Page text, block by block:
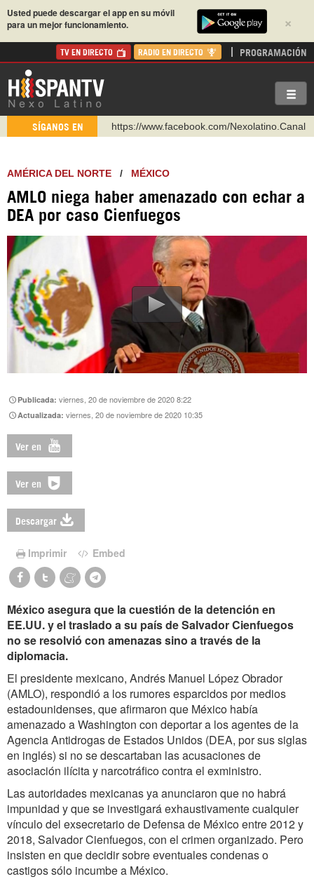
×
Usted puede descargar el app en su móvil
para un mejor funcionamiento.
TV EN DIRECTO RADIO EN DIRECTO PROGRAMACIÓN
SÍGANOS EN
https://www.facebook.com/Nexolatino.Canal
http://twitter.com/nexo_latino
https://t.me/hispantvcanal
https://urmedium.com/c/hispantv
Instagram como: hispan_tv
AMÉRICA DEL NORTE / MÉXICO
AMLO niega haber amenazado con echar a
DEA por caso Cienfuegos
Publicada:viernes, 20 de noviembre de 2020 8:22
Actualizada:viernes, 20 de noviembre de 2020 10:35
Ver en
Ver en
Descargar
Imprimir Embed
México asegura que la cuestión de la detención en
EE.UU. y el traslado a su país de Salvador Cienfuegos
no se resolvió con amenazas sino a través de la
diplomacia.
El presidente mexicano, Andrés Manuel López Obrador
(AMLO), respondió a los rumores esparcidos por medios
estadounidenses, que afirmaron que México había
amenazado a Washington con deportar a los agentes de la
Agencia Antidrogas de Estados Unidos (DEA, por sus siglas
en inglés) si no se descartaban las acusaciones de
asociación ilícita y narcotráfico contra el exministro.
Las autoridades mexicanas ya anunciaron que no habrá
impunidad y que se investigará exhaustivamente cualquier
vínculo del exsecretario de Defensa de México entre 2012 y
2018, Salvador Cienfuegos, con el crimen organizado. Pero
insisten en que decidir sobre eventuales condenas o
castigos sólo incumbe a México.